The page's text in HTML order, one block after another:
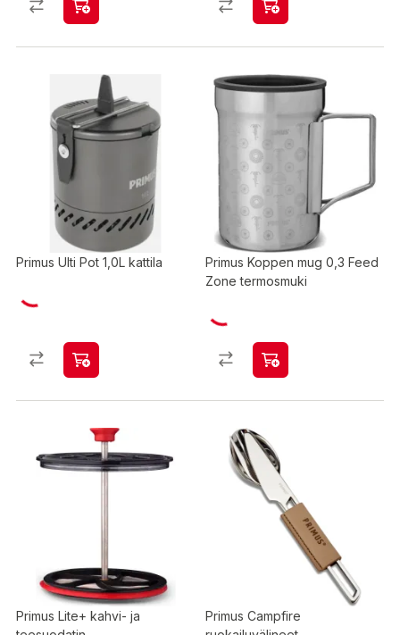
Primus Ulti Pot 1,0L kattila
Primus Koppen mug 0,3 Feed
Zone termosmuki
Primus Lite+ kahvi- ja
Primus Campfire